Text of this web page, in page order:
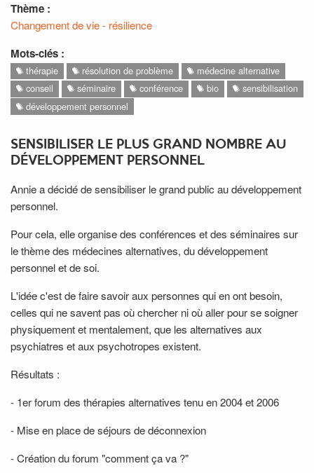
Thème :
Changement de vie - résilience
Mots-clés :
thérapie résolution de problème
médecine alternative
conseil
séminaire conférence bio
sensibilisation
développement personnel
SENSIBILISER LE PLUS GRAND NOMBRE AU
DÉVELOPPEMENT PERSONNEL
Annie a décidé de sensibiliser le grand public au développement
personnel.
Pour cela, elle organise des conférences et des séminaires sur
le thème des médecines alternatives, du développement
personnel et de soi.
L'idée c'est de faire savoir aux personnes qui en ont besoin,
celles qui ne savent pas où chercher ni où aller pour se soigner
physiquement et mentalement, que les alternatives aux
psychiatres et aux psychotropes existent.
Résultats :
- 1er forum des thérapies alternatives tenu en 2004 et 2006
- Mise en place de séjours de déconnexion
- Création du forum "comment ça va ?"